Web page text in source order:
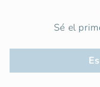
Sé el